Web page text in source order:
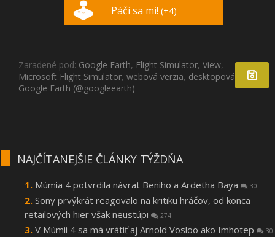
Páči sa mi! (+4)
Zaradené pod: Google Earth, Flight Simulator, View,
Microsoft Flight Simulator, webová verzia, desktopová verzia
Google Earth (@googleearth)
NAJČÍTANEJŠIE ČLÁNKY TÝŽDŇA
Múmia 4 potvrdila návrat Beniho a Ardetha Baya 30
Sony prvýkrát reagovalo na kritiku hráčov, od konca
retailových hier však neustúpi
274
V Múmii 4 sa má vrátiť aj Arnold Vosloo ako Imhotep 30